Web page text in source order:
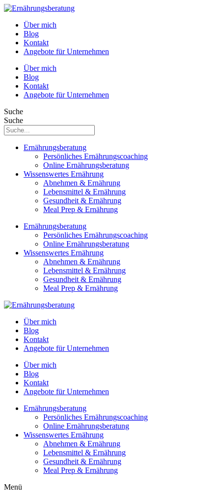
Über mich
Blog
Kontakt
Angebote für Unternehmen
Über mich
Blog
Kontakt
Angebote für Unternehmen
Suche
Suche
Ernährungsberatung
Persönliches Ernährungscoaching
Online Ernährungsberatung
Wissenswertes Ernährung
Abnehmen & Ernährung
Lebensmittel & Ernährung
Gesundheit & Ernährung
Meal Prep & Ernährung
Ernährungsberatung
Persönliches Ernährungscoaching
Online Ernährungsberatung
Wissenswertes Ernährung
Abnehmen & Ernährung
Lebensmittel & Ernährung
Gesundheit & Ernährung
Meal Prep & Ernährung
Über mich
Blog
Kontakt
Angebote für Unternehmen
Über mich
Blog
Kontakt
Angebote für Unternehmen
Ernährungsberatung
Persönliches Ernährungscoaching
Online Ernährungsberatung
Wissenswertes Ernährung
Abnehmen & Ernährung
Lebensmittel & Ernährung
Gesundheit & Ernährung
Meal Prep & Ernährung
Menü